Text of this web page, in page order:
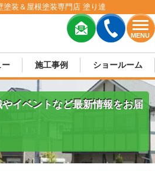
MENU
装＆屋根塗装専門店 塗り達
ー 施工事例 ショールーム
イベントなど最新情報をお届